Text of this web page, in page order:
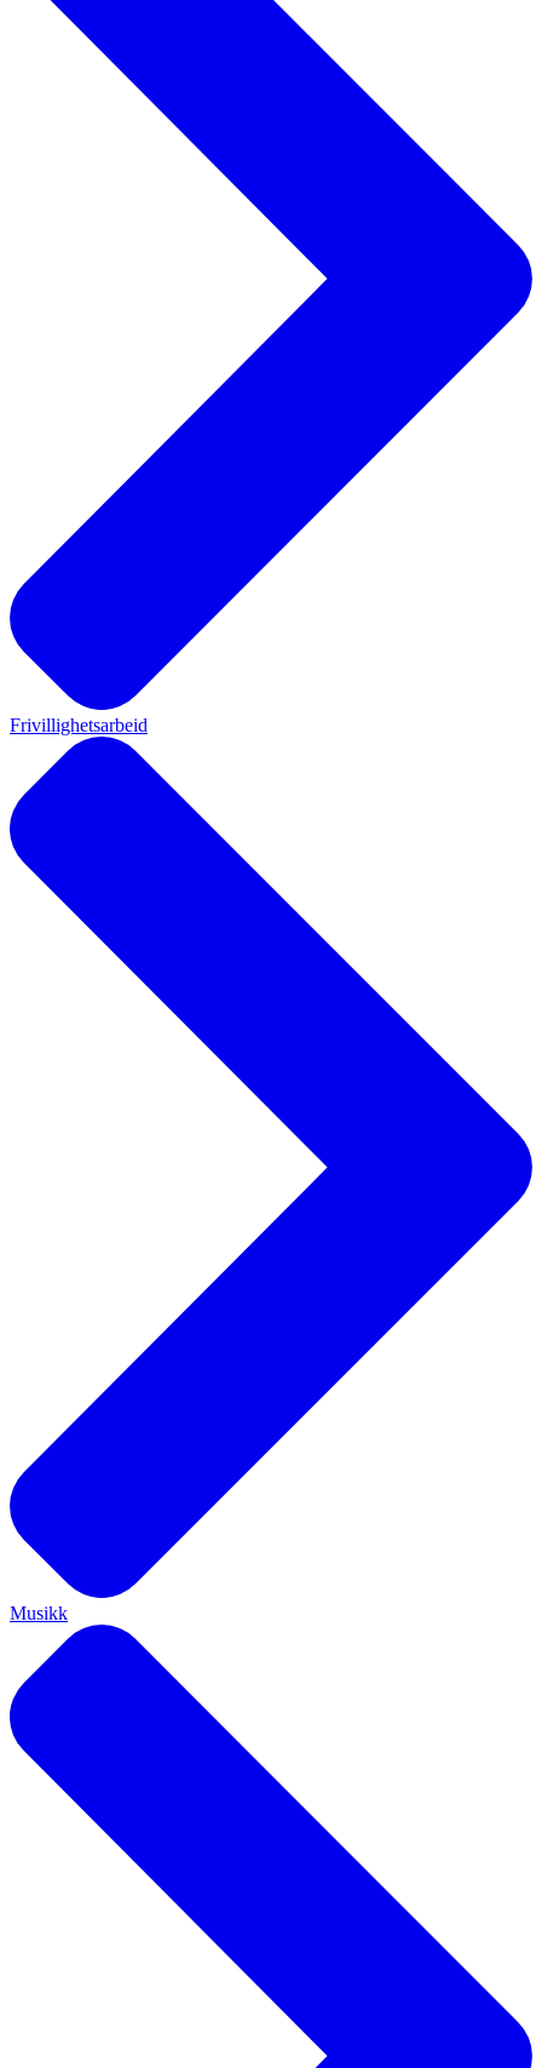
Frivillighetsarbeid
Musikk